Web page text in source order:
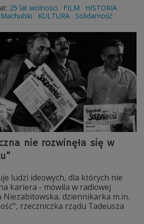
25 lat wolności FILM
HISTORIA
Machulski KULTURA Solidarność
nie rozwinęła się w
ludzi ideowych, dla których nie
kariera - mówiła w radiowej
Niezabitowska, dziennikarka m.in.
rzeczniczka rządu Tadeusza